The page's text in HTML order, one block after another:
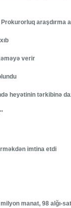
araşdırma
verir
heyətinin tərkibinə
imtina etdi
manat, 98 alğı-